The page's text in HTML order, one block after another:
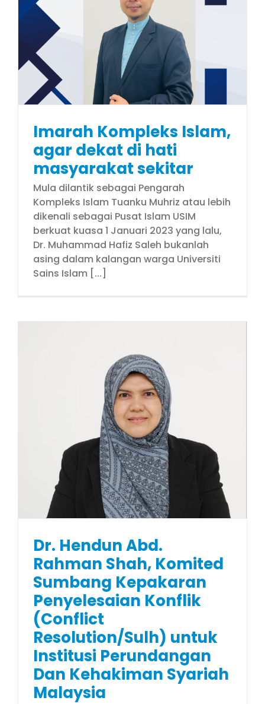
Imarah Kompleks Islam,
agar dekat di hati
masyarakat sekitar
Mula dilantik sebagai Pengarah
Kompleks Islam Tuanku Muhriz atau lebih
dikenali sebagai Pusat Islam USIM
berkuat kuasa 1 Januari 2023 yang lalu,
Dr. Muhammad Hafiz Saleh bukanlah
asing dalam kalangan warga Universiti
Sains Islam [...]
Dr. Hendun Abd.
Rahman Shah, Komited
Sumbang Kepakaran
Penyelesaian Konflik
(Conflict
Resolution/Sulh) untuk
Institusi Perundangan
Dan Kehakiman Syariah
Malaysia